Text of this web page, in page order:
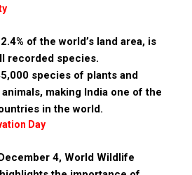
of the world’s land area, is
recorded species.
species of plants and
making India one of the
in the world.
Day
4, World Wildlife